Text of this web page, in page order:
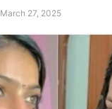
March 27, 2025